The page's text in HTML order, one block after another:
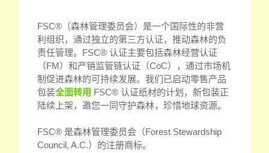
FSC®（森林管理委员会）是一个国际性的非营
利组织，通过独立的第三方认证，推动森林的负
责任管理。FSC® 认证主要包括森林经营认证
（FM）和产销监管链认证（CoC），通过市场机
制促进森林的可持续发展。我们已启动零售产品
包装全面转用 FSC® 认证纸材的计划，新包装正
陆续上架，邀您一同守护森林，珍惜地球资源。
FSC® 是森林管理委员会（Forest Stewardship
Council, A.C.）的注册商标。